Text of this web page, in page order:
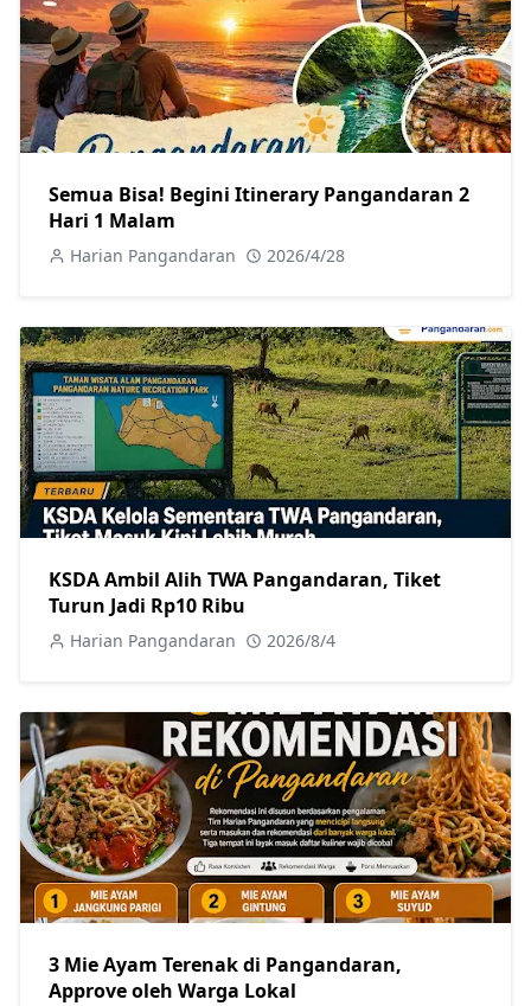
Semua Bisa! Begini Itinerary Pangandaran 2
Hari 1 Malam
Harian Pangandaran 2026/4/28
KSDA Ambil Alih TWA Pangandaran, Tiket
Turun Jadi Rp10 Ribu
Harian Pangandaran 2026/8/4
3 Mie Ayam Terenak di Pangandaran,
Approve oleh Warga Lokal